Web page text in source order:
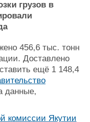
грузов в
456,6 тыс. тонн
Доставлено
ещё 1 148,4
данные,